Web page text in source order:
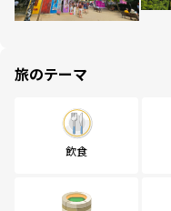
旅のテーマ
飲食